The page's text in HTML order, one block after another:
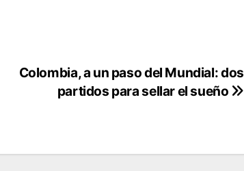
Colombia, a un paso del Mundial: dos
partidos para sellar el sueño